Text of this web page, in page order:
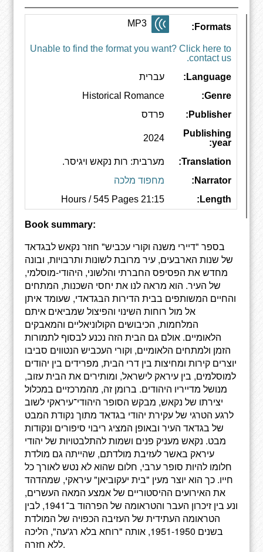
Formats:
Unable to find the format you want? Click here to
contact us.
Language:
עברית
Genre:
Historical Romance
Publisher:
פרדס
Publishing
year:
2024
Translation:
מערבית: רות נקאש ויגיסר.
Narrator:
מחפוד מלכה
Length:
21:15 Hours / 545 Pages
Book summary:
בספר "דיירי משנה וקורי עכביש" חוזר נקאש לבגדאד
של שנות הארבעים, עיר מרובת לשונות ותרבויות, ובונה
מחדש את הפסיפס החברתי והלשוני, היהודי-מוסלמי,
של העיר. הוא מראה לנו את יחסי השכנות, המתחים
והחיים המשותפים בבית הדירות הבגדאדי, שעומד איתן
אל מול רוחות השינוי והפיצול שמביאים איתם
המלחמות, הכיבושים הקולוניאליים והמאבקים
הלאומיים. אולם גם הבית הזה נכנע לבסוף לתמורות
הזמן ולמתחים הלאומיים, וקורי העכביש הנטווים סביבו
יוצרים קירות ומחיצות בין דרי הבית, מפרידים בין יהודים
למוסלמים, בין עיראק לישראל, ומותירים את הבית עזוב,
מנושל מדייריו היהודים. ברומן זה, מהמרכזיים במכלול
יצירתו של נקאש, מבקש הסופר היהודי־עיראקי לשוב
לרגע הטרגי של עקירת יהודי בגדאד מתוך נקודת המבט
של בגדאד העיר ובאופן המציג ריבוי סיפורים ונקודות
מבט. נקאש מעניק פנים ושמות להתלבטויות של יהודי
עיראק באשר לעזיבת מולדתם, שהייתה גם מולדת
חלומו להיות סופר ערבי, חלום שהוא לא נטש לאורך כל
חייו. כך הוא יוצר מעין "בית יעקוביאן" עיראקי, שמהדהד
את האירועים ההיסטוריים של אמצע המאה העשרים,
ונע בין זיכרון העבר והטראומה של הפרהוד ב־1941, לבין
הטראומה העתידית של העזיבה הכפויה של המולדת
בשנים 1951-1950, אותה "רוחא בלא רג'עה", הליכה
ללא חזרה.